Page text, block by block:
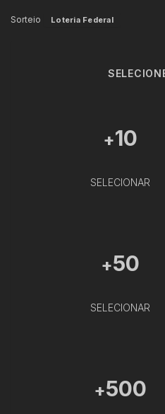
Sorteio Loteria Federal
+10
SELECIONAR
+50
SELECIONAR
+500